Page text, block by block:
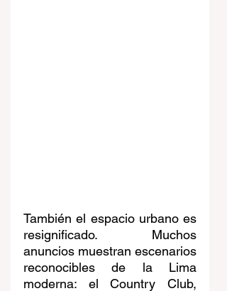
También el espacio urbano es
resignificado. Muchos
anuncios muestran escenarios
reconocibles de la Lima
moderna: el Country Club,